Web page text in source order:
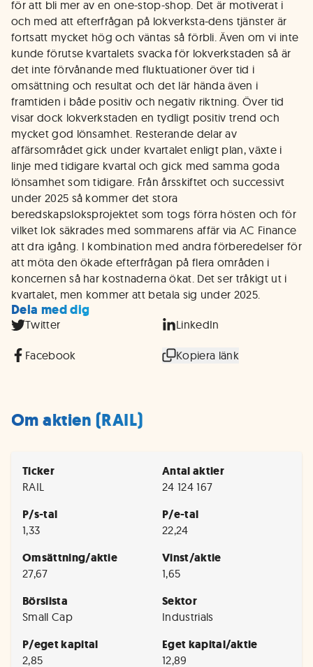
för att bli mer av en one-stop-shop. Det är motiverat i
och med att efterfrågan på lokverksta-dens tjänster är
fortsatt mycket hög och väntas så förbli. Även om vi inte
kunde förutse kvartalets svacka för lokverkstaden så är
det inte förvånande med fluktuationer över tid i
omsättning och resultat och det lär hända även i
framtiden i både positiv och negativ riktning. Över tid
visar dock lokverkstaden en tydligt positiv trend och
mycket god lönsamhet. Resterande delar av
affärsområdet gick under kvartalet enligt plan, växte i
linje med tidigare kvartal och gick med samma goda
lönsamhet som tidigare. Från årsskiftet och successivt
under 2025 så kommer det stora
beredskapsloksprojektet som togs förra hösten och för
vilket lok säkrades med sommarens affär via AC Finance
att dra igång. I kombination med andra förberedelser för
att möta den ökade efterfrågan på flera områden i
koncernen så har kostnaderna ökat. Det ser tråkigt ut i
kvartalet, men kommer att betala sig under 2025.
Dela med dig
Twitter LinkedIn
Facebook Kopiera länk
Om aktien (RAIL)
Ticker
RAIL
Antal aktier
24 124 167
P/s-tal
1,33
P/e-tal
22,24
Omsättning/aktie
27,67
Vinst/aktie
1,65
Börslista
Small Cap
Sektor
Industrials
P/eget kapital
2,85
Eget kapital/aktie
12,89